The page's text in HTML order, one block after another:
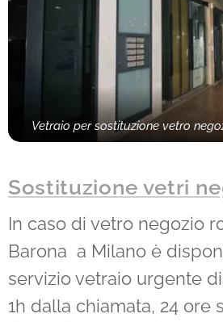
Vetraio per sostituzione vetro
Sostituzione vetri
In caso di vetro negozio
Barona a Milano è
servizio vetraio urgente
1h dalla chiamata, 24 ore